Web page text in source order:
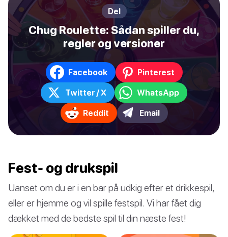
Del
Chug Roulette: Sådan spiller du,
regler og versioner
Facebook Pinterest
Twitter / X WhatsApp
Reddit Email
Fest- og drukspil
Uanset om du er i en bar på udkig efter et drikkespil,
eller er hjemme og vil spille festspil. Vi har fået dig
dækket med de bedste spil til din næste fest!